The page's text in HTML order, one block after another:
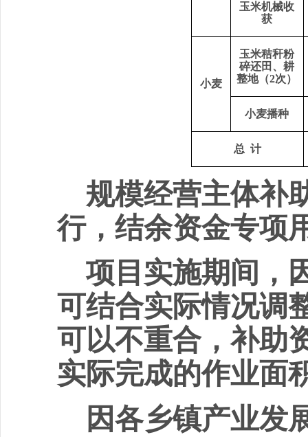
玉米机械收
获
小麦
玉米秸秆粉
碎还田、耕
整地（2次）
小麦播种
总 计
规模经营主体补
行，结余资金专项
项目实施期间，
可结合实际情况调
可以不重合，补助
实际完成的作业面
因各乡镇产业发